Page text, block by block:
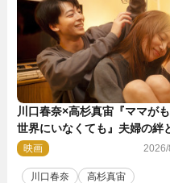
川口春奈×高杉真宙『ママが
世界にいなくても』夫婦の絆
愛を映す場面写真公開
映画
川口春奈 高杉真宙